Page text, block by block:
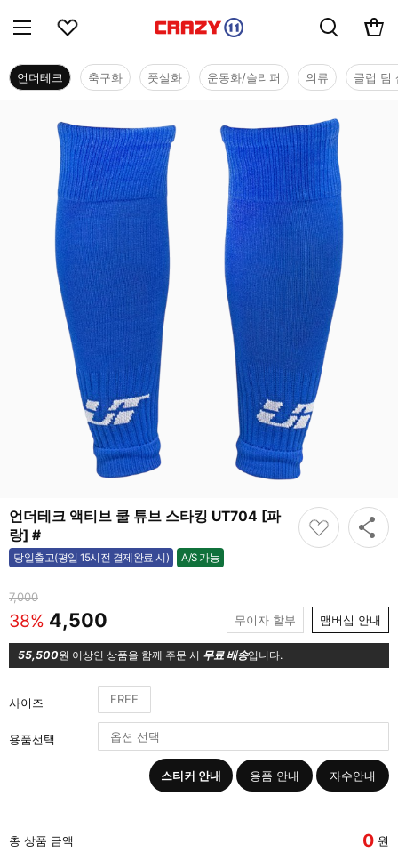
언더테크 축구화 풋살화 운동화/슬리퍼 의류 클럽 팀
언더테크 액티브 쿨 튜브 스타킹 UT704 [파
랑] #
당일출고(평일 15시전 결제완료 시) A/S 가능
가능
7,000
38% 4,500 무이자 할부 맴버십 안내
55,500원 이상인 상품을 함께 주문 시 무료 배송입니다.
사이즈 FREE
용품선택
스티커 안내 용품 안내 자수안내
총 상품 금액 0 원